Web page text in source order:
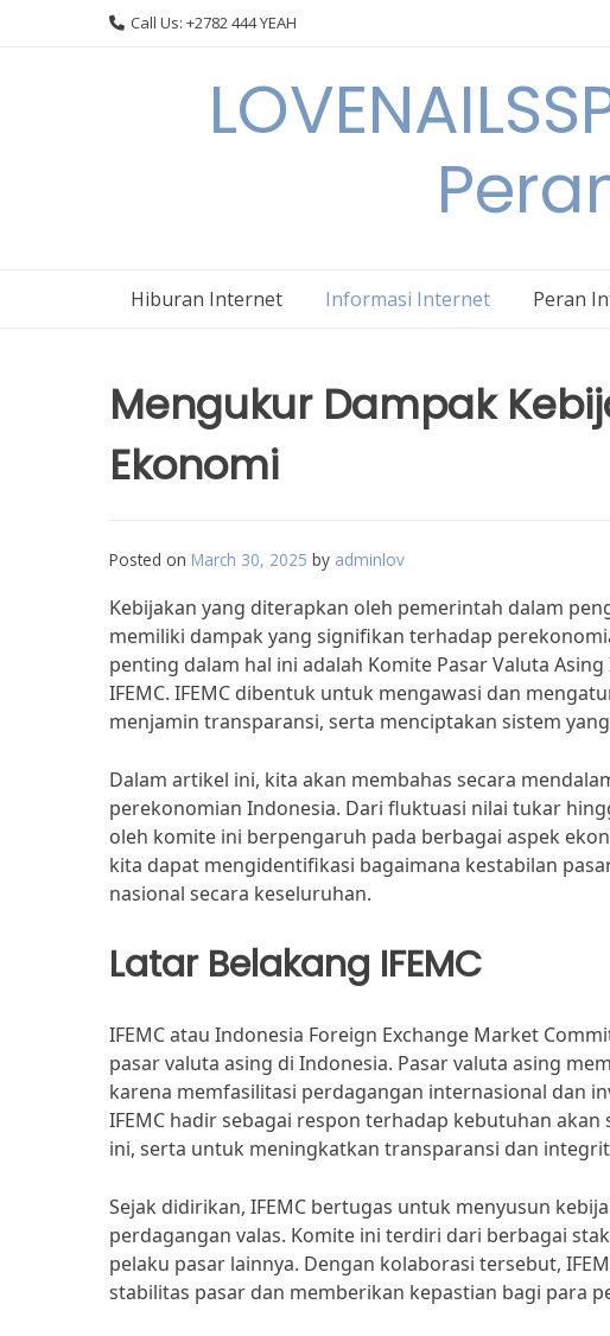
Call Us: +2782 444 YEAH
Hiburan Internet Informasi Internet Peran
Mengukur Dampak
Ekonomi
Posted on March 30, 2025 by adminlov
Kebijakan yang diterapkan oleh pemerintah dalam
memiliki dampak yang signifikan terhadap
penting dalam hal ini adalah Komite Pasar Valuta
IFEMC. IFEMC dibentuk untuk mengawasi dan
menjamin transparansi, serta menciptakan sistem
Dalam artikel ini, kita akan membahas secara
perekonomian Indonesia. Dari fluktuasi nilai tukar
oleh komite ini berpengaruh pada berbagai aspek
kita dapat mengidentifikasi bagaimana kestabilan
nasional secara keseluruhan.
Latar Belakang IFEMC
IFEMC atau Indonesia Foreign Exchange Market
pasar valuta asing di Indonesia. Pasar valuta asing
karena memfasilitasi perdagangan internasional dan
IFEMC hadir sebagai respon terhadap kebutuhan
ini, serta untuk meningkatkan transparansi dan
Sejak didirikan, IFEMC bertugas untuk menyusun
perdagangan valas. Komite ini terdiri dari berbagai
pelaku pasar lainnya. Dengan kolaborasi tersebut,
stabilitas pasar dan memberikan kepastian bagi para